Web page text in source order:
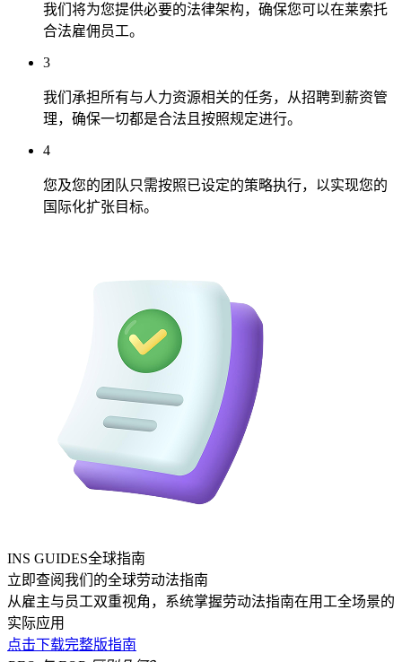
我们将为您提供必要的法律架构，确保您可以在莱索托
合法雇佣员工。
3
我们承担所有与人力资源相关的任务，从招聘到薪资管
理，确保一切都是合法且按照规定进行。
4
您及您的团队只需按照已设定的策略执行，以实现您的
国际化扩张目标。
INS GUIDES全球指南
立即查阅我们的全球劳动法指南
从雇主与员工双重视角，系统掌握劳动法指南在用工全场景的
实际应用
点击下载完整版指南